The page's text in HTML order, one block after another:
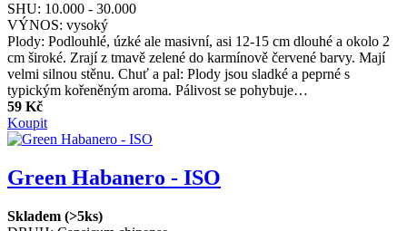
SHU: 10.000 - 30.000
VÝNOS: vysoký
Plody: Podlouhlé, úzké ale masivní, asi 12-15 cm dlouhé a okolo 2
cm široké. Zrají z tmavě zelené do karmínově červené barvy. Mají
velmi silnou stěnu. Chuť a pal: Plody jsou sladké a peprné s
typickým kořeněným aroma. Pálivost se pohybuje…
59 Kč
Koupit
Green Habanero - ISO
Skladem (>5ks)